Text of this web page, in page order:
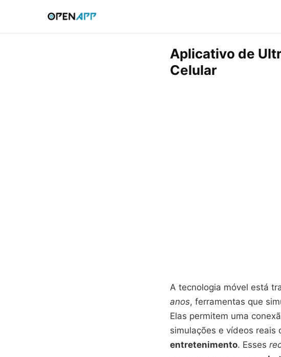
Aplicativo de
Celular
A tecnologia móvel está
anos, ferramentas que
Elas permitem uma
simulações e vídeos reais
entretenimento. Esses